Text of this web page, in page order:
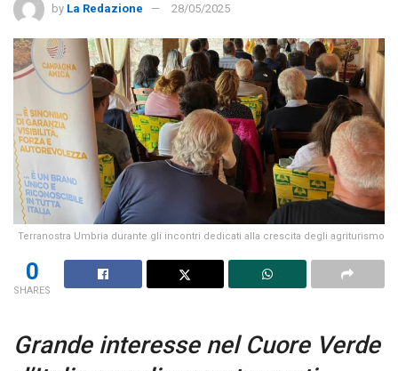
by La Redazione 28/05/2025
Terranostra Umbria durante gli incontri dedicati alla crescita degli agriturismo
0
SHARES
Grande interesse nel Cuore Verde